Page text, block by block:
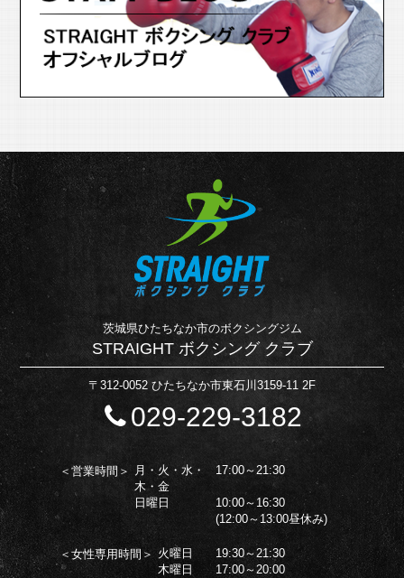
茨城県ひたちなか市のボクシングジム
STRAIGHT ボクシング クラブ
〒312-0052 ひたちなか市東石川3159-11 2F
029-229-3182
＜営業時間＞
月・火・水・
木・金
17:00～21:30
日曜日
10:00～16:30
(12:00～13:00昼休み)
＜女性専用時間＞ 火曜日
19:30～21:30
木曜日
17:00～20:00